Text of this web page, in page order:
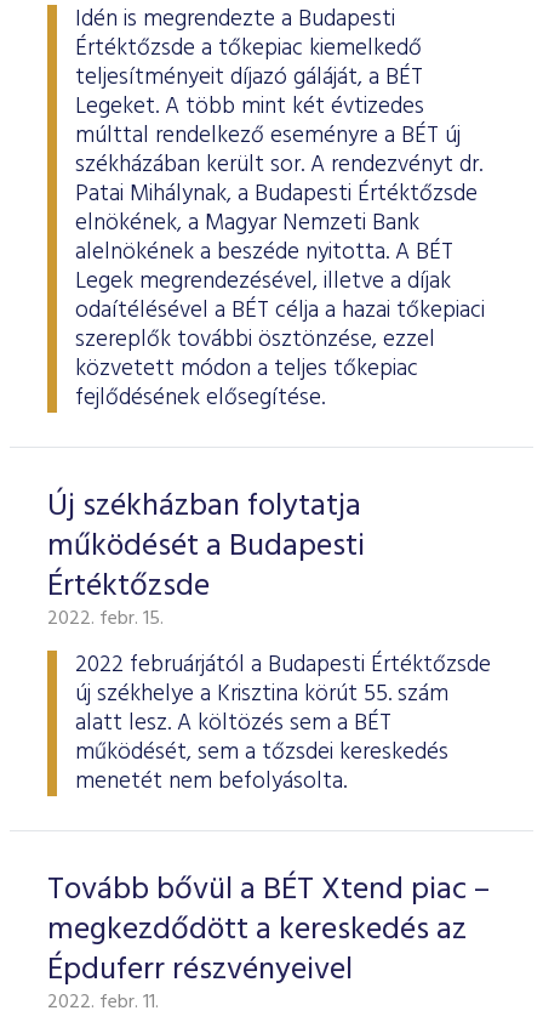
Idén is megrendezte a Budapesti
Értéktőzsde a tőkepiac kiemelkedő
teljesítményeit díjazó gáláját, a BÉT
Legeket. A több mint két évtizedes
múlttal rendelkező eseményre a BÉT új
székházában került sor. A rendezvényt dr.
Patai Mihálynak, a Budapesti Értéktőzsde
elnökének, a Magyar Nemzeti Bank
alelnökének a beszéde nyitotta. A BÉT
Legek megrendezésével, illetve a díjak
odaítélésével a BÉT célja a hazai tőkepiaci
szereplők további ösztönzése, ezzel
közvetett módon a teljes tőkepiac
fejlődésének elősegítése.
Új székházban folytatja
működését a Budapesti
Értéktőzsde
2022. febr. 15.
2022 februárjától a Budapesti Értéktőzsde
új székhelye a Krisztina körút 55. szám
alatt lesz. A költözés sem a BÉT
működését, sem a tőzsdei kereskedés
menetét nem befolyásolta.
Tovább bővül a BÉT Xtend piac –
megkezdődött a kereskedés az
Épduferr részvényeivel
2022. febr. 11.